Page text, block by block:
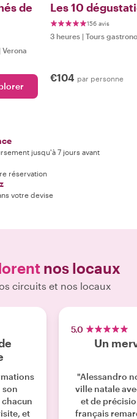
de
Verona
Les 10
156 avis
3 heures | Tours
€104 par personne
jusqu'à 7 jours avant
réservation
votre devise
nos locaux
circuits et nos locaux
son
et
5.0
Un
"Alessandro
ville natale
et de
français